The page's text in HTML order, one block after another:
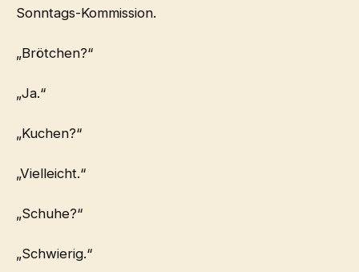
Sonntags-Kommission.
„Brötchen?“
„Ja.“
„Kuchen?“
„Vielleicht.“
„Schuhe?“
„Schwierig.“